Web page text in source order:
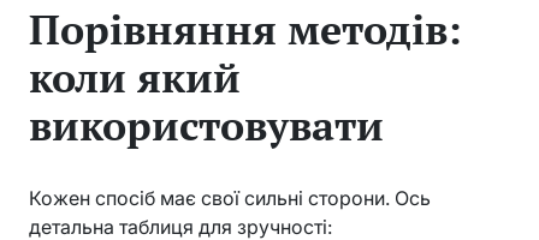
Порівняння методів:
коли який
використовувати
Кожен спосіб має свої сильні сторони. Ось
детальна таблиця для зручності: